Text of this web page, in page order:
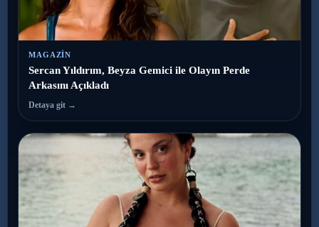
MAGAZIN
Sercan Yıldırım, Beyza Gemici ile Olayın Perde
Arkasını Açıkladı
Detaya git →